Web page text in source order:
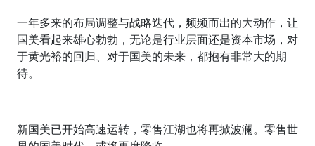
一年多来的布局调整与战略迭代，频频而出的大动作，让
国美看起来雄心勃勃，无论是行业层面还是资本市场，对
于黄光裕的回归、对于国美的未来，都抱有非常大的期
待。
新国美已开始高速运转，零售江湖也将再掀波澜。零售世